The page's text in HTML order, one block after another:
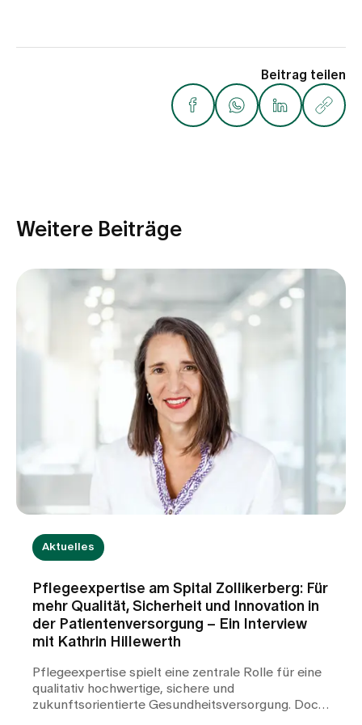
Beitrag teilen
Weitere Beiträge
Aktuelles
Pflegeexpertise am Spital Zollikerberg: Für
mehr Qualität, Sicherheit und Innovation in
der Patientenversorgung – Ein Interview
mit Kathrin Hillewerth
Pflegeexpertise spielt eine zentrale Rolle für eine
qualitativ hochwertige, sichere und
zukunftsorientierte Gesundheitsversorgung. Doch